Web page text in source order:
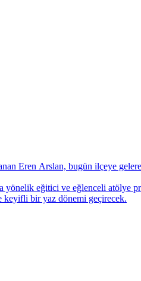
Eren Arslan, bugün ilçeye
eğitici ve eğlenceli atölye
keyifli bir yaz dönemi geçirecek.